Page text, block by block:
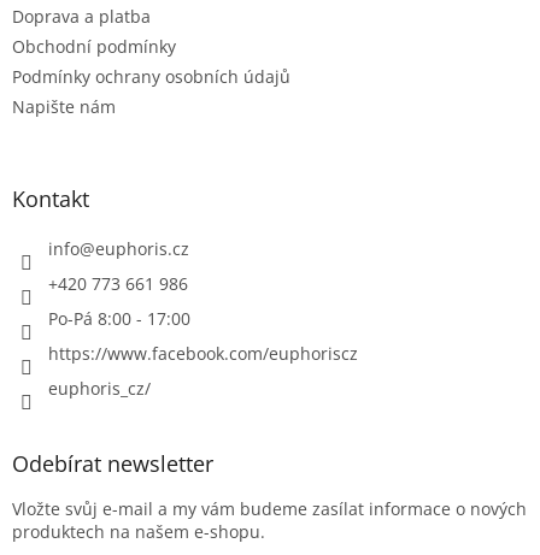
Doprava a platba
Obchodní podmínky
Podmínky ochrany osobních údajů
Napište nám
Kontakt
info@euphoris.cz
+420 773 661 986
Po-Pá 8:00 - 17:00
https://www.facebook.com/euphoriscz
euphoris_cz/
Odebírat newsletter
Vložte svůj e-mail a my vám budeme zasílat informace o nových
produktech na našem e-shopu.